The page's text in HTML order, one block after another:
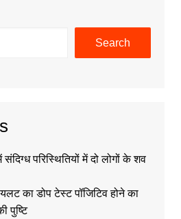
Search
परिस्थितियों में दो लोगों के शव
का डोप टेस्ट पॉजिटिव होने का
पुष्टि